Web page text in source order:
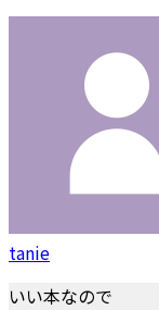
tanie
いい本なので